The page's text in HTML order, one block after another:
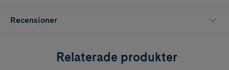
Recensioner
Relaterade produkter